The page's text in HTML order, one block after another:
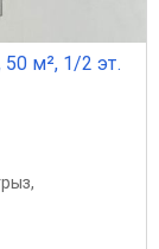
м², 1/2 эт.
,